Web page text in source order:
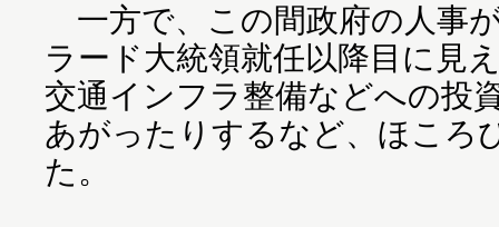
一方で、この間政府の人事
ラード大統領就任以降目に見
交通インフラ整備などへの投
あがったりするなど、ほころ
た。